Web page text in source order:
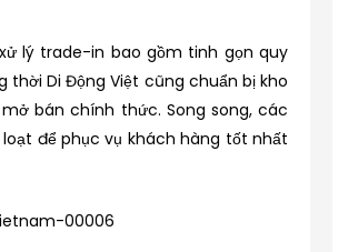
lý trade-in bao gồm tinh gọn quy
Di Động Việt cũng chuẩn bị kho
bán chính thức. Song song, các
để phục vụ khách hàng tốt nhất